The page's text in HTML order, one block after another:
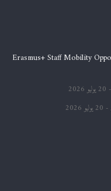
Erasmus+ Staff Mobility
20 يوليو 2026
20 يوليو 2026